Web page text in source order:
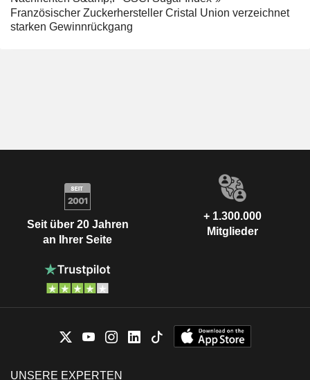
Französischer Zuckerhersteller Cristal Union verzeichnet
starken Gewinnrückgang
Seit über 20 Jahren
an Ihrer Seite
+ 1.300.000
Mitglieder
UNSERE EXPERTEN